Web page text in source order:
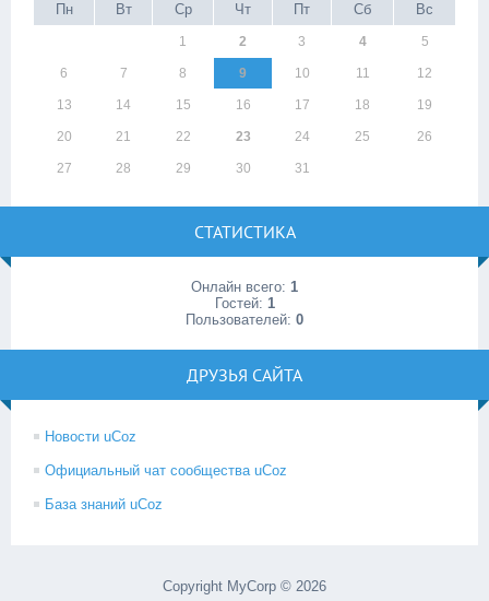
Пн
Вт Ср Чт Пт Сб Вс
1 2 3 4 5
6 7 8 9 10 11 12
13 14 15 16 17 18 19
20 21 22 23 24 25 26
27 28 29 30 31
СТАТИСТИКА
Онлайн всего: 1
Гостей: 1
Пользователей: 0
ДРУЗЬЯ САЙТА
Новости uCoz
Официальный чат сообщества uCoz
База знаний uCoz
Copyright MyCorp © 2026